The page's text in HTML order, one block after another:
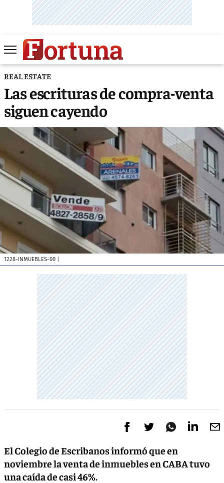
REAL ESTATE
Las escrituras de compra-venta
siguen cayendo
1228-INMUEBLES-00
El Colegio de Escribanos informó que en
noviembre la venta de inmuebles en CABA tuvo
una caída de casi 46%.